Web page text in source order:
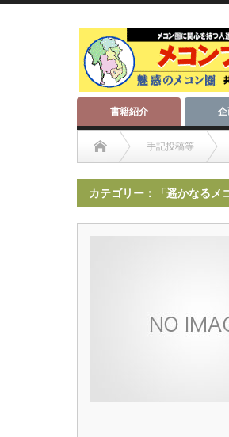
書籍紹介
手記投稿等
カテゴリー：「遥かなるメ